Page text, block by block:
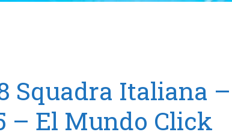
Squadra Italiana –
– El Mundo Click